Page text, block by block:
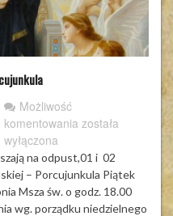
Możliwość
komentowania Święto
Bożej
Anielskiej
–
Porcujunkula
została
wyłączona
na odpust,01 i 02
– Porcujunkula Piątek
Msza św. o godz. 18.00
wg. porządku niedzielnego